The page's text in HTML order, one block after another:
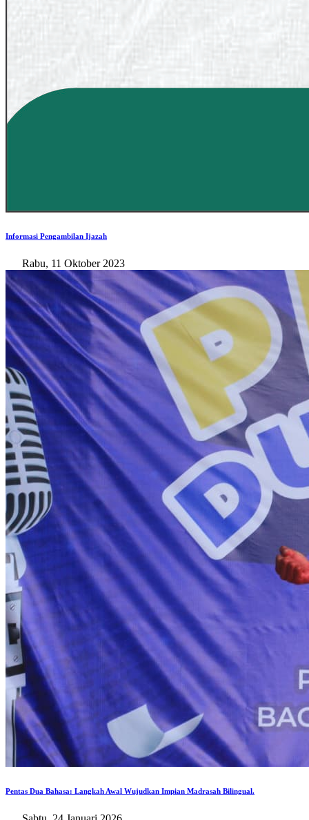
Informasi Pengambilan Ijazah
Rabu, 11 Oktober 2023
Pentas Dua Bahasa: Langkah Awal Wujudkan Impian Madrasah Bilingual.